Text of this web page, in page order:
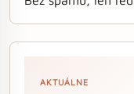
AKTUÁLNE